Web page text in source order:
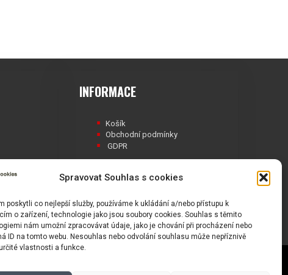
Spravovat Souhlas s cookies
poskytli co nejlepší služby, používáme k ukládání a/nebo přístupu k
o zařízení, technologie jako jsou soubory cookies. Souhlas s těmito
nám umožní zpracovávat údaje, jako je chování při procházení nebo
ID na tomto webu. Nesouhlas nebo odvolání souhlasu může nepříznivě
vlastnosti a funkce.
PÁ
INFORMACE
Košík
Obchodní podmínky
GDPR